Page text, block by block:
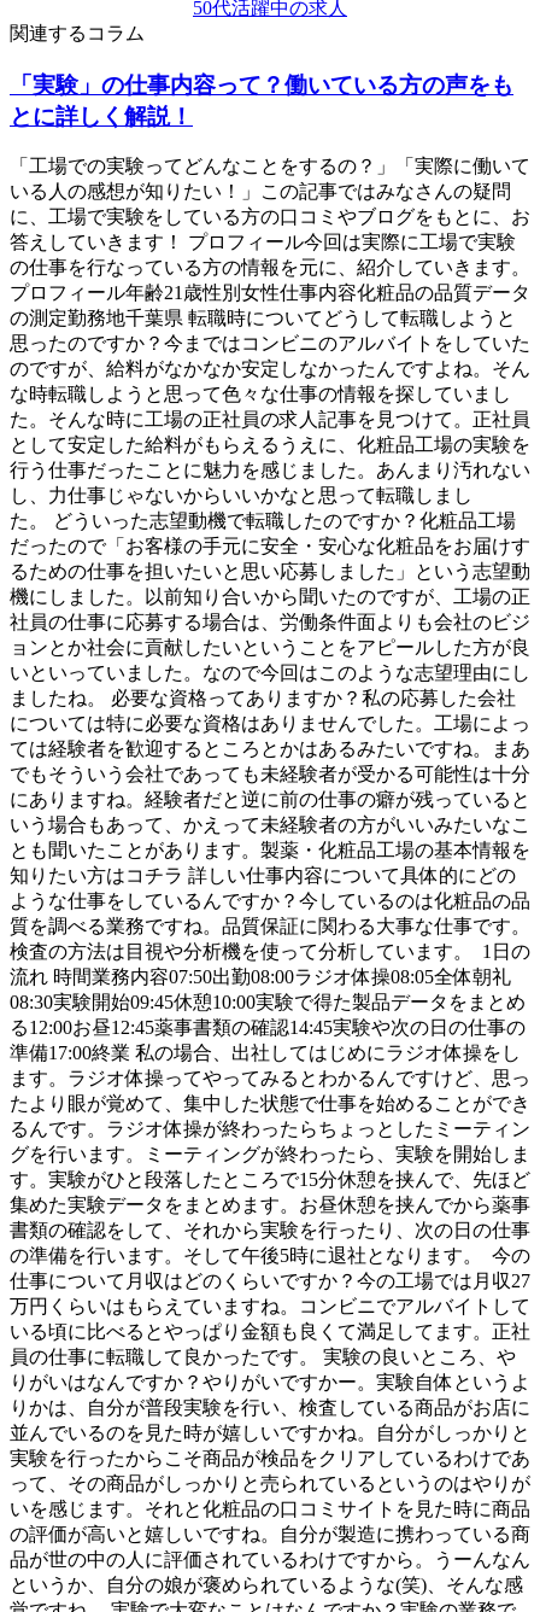
50代活躍中の求人
関連するコラム
「実験」の仕事内容って？働いている方の声をも
とに詳しく解説！
「工場での実験ってどんなことをするの？」「実際に働いて
いる人の感想が知りたい！」この記事ではみなさんの疑問
に、工場で実験をしている方の口コミやブログをもとに、お
答えしていきます！ プロフィール今回は実際に工場で実験
の仕事を行なっている方の情報を元に、紹介していきます。
プロフィール年齢21歳性別女性仕事内容化粧品の品質データ
の測定勤務地千葉県 転職時についてどうして転職しようと
思ったのですか？今まではコンビニのアルバイトをしていた
のですが、給料がなかなか安定しなかったんですよね。そん
な時転職しようと思って色々な仕事の情報を探していまし
た。そんな時に工場の正社員の求人記事を見つけて。正社員
として安定した給料がもらえるうえに、化粧品工場の実験を
行う仕事だったことに魅力を感じました。あんまり汚れない
し、力仕事じゃないからいいかなと思って転職しまし
た。 どういった志望動機で転職したのですか？化粧品工場
だったので「お客様の手元に安全・安心な化粧品をお届けす
るための仕事を担いたいと思い応募しました」という志望動
機にしました。以前知り合いから聞いたのですが、工場の正
社員の仕事に応募する場合は、労働条件面よりも会社のビジ
ョンとか社会に貢献したいということをアピールした方が良
いといっていました。なので今回はこのような志望理由にし
ましたね。 必要な資格ってありますか？私の応募した会社
については特に必要な資格はありませんでした。工場によっ
ては経験者を歓迎するところとかはあるみたいですね。まあ
でもそういう会社であっても未経験者が受かる可能性は十分
にありますね。経験者だと逆に前の仕事の癖が残っていると
いう場合もあって、かえって未経験者の方がいいみたいなこ
とも聞いたことがあります。製薬・化粧品工場の基本情報を
知りたい方はコチラ 詳しい仕事内容について具体的にどの
ような仕事をしているんですか？今しているのは化粧品の品
質を調べる業務ですね。品質保証に関わる大事な仕事です。
検査の方法は目視や分析機を使って分析しています。 1日の
流れ 時間業務内容07:50出勤08:00ラジオ体操08:05全体朝礼
08:30実験開始09:45休憩10:00実験で得た製品データをまとめ
る12:00お昼12:45薬事書類の確認14:45実験や次の日の仕事の
準備17:00終業 私の場合、出社してはじめにラジオ体操をし
ます。ラジオ体操ってやってみるとわかるんですけど、思っ
たより眼が覚めて、集中した状態で仕事を始めることができ
るんです。ラジオ体操が終わったらちょっとしたミーティン
グを行います。ミーティングが終わったら、実験を開始しま
す。実験がひと段落したところで15分休憩を挟んで、先ほど
集めた実験データをまとめます。お昼休憩を挟んでから薬事
書類の確認をして、それから実験を行ったり、次の日の仕事
の準備を行います。そして午後5時に退社となります。 今の
仕事について月収はどのくらいですか？今の工場では月収27
万円くらいはもらえていますね。コンビニでアルバイトして
いる頃に比べるとやっぱり金額も良くて満足してます。正社
員の仕事に転職して良かったです。 実験の良いところ、や
りがいはなんですか？やりがいですかー。実験自体というよ
りかは、自分が普段実験を行い、検査している商品がお店に
並んでいるのを見た時が嬉しいですかね。自分がしっかりと
実験を行ったからこそ商品が検品をクリアしているわけであ
って、その商品がしっかりと売られているというのはやりが
いを感じます。それと化粧品の口コミサイトを見た時に商品
の評価が高いと嬉しいですね。自分が製造に携わっている商
品が世の中の人に評価されているわけですから。うーんなん
というか、自分の娘が褒められているような(笑)、そんな感